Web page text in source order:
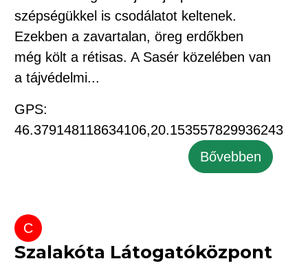
szépségükkel is csodálatot keltenek.
Ezekben a zavartalan, öreg erdőkben
még költ a rétisas. A Sasér közelében van
a tájvédelmi...
GPS:
46.379148118634106,20.153557829936243
Bővebben
C
Szalakóta Látogatóközpont